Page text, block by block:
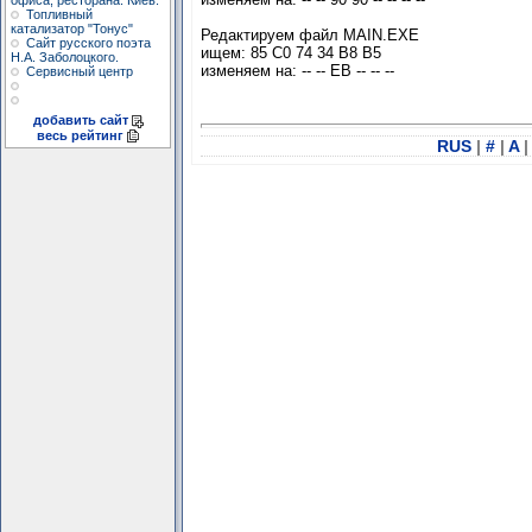
Топливный
катализатор "Тонус"
Сайт русского поэта
Н.А. Заболоцкого.
Сервисный центр
добавить сайт
весь рейтинг
Редактируем файл MAIN.EXE
ищем: 85 C0 74 34 B8 B5
изменяем на: -- -- EB -- -- --
RUS | # | A |